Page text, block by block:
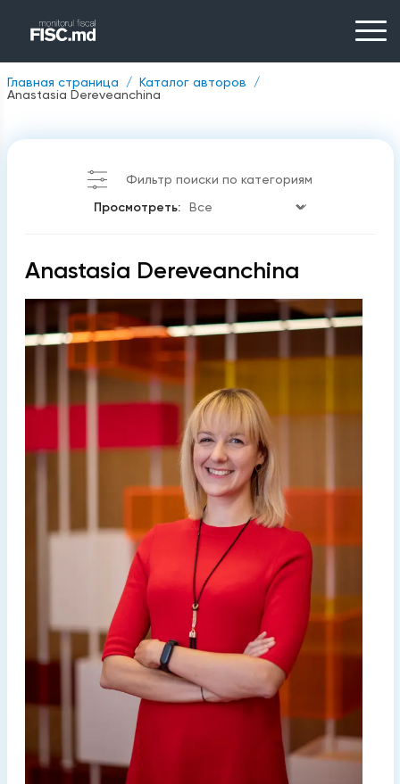
Главная страница
Каталог авторов
Anastasia Dereveanchina
Фильтр поиски по категориям
Просмотреть:
Anastasia Dereveanchina